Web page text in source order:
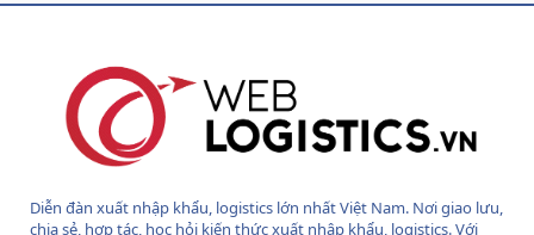
Diễn đàn xuất nhập khẩu, logistics lớn nhất Việt Nam. Nơi giao lưu,
chia sẻ, hợp tác, học hỏi kiến thức xuất nhập khẩu, logistics. Với